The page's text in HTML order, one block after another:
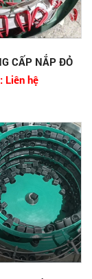
CẤP NẮP ĐỎ
Liên hệ